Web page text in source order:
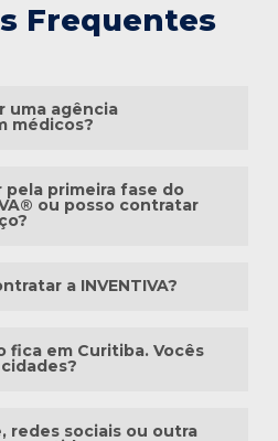
Frequentes
uma agência
médicos?
em publicidade.
das
sintomas,
pela primeira fase do
ou posso contratar
digital. Algumas
toda a base, enquanto
a INVENTIVA?
cada clínica possui
fica em Curitiba. Vocês
redes sociais ou outra